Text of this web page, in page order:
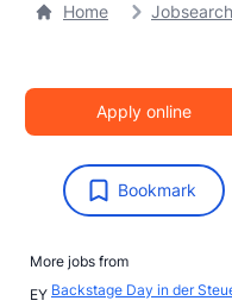
Home Jobsearch
Apply online
Bookmark
More jobs from
EY